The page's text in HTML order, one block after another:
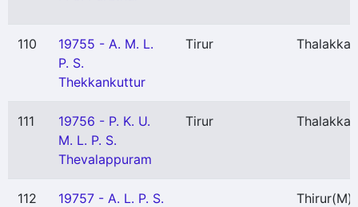
110
19755 - A. M. L.
P. S.
Thekkankuttur
Tirur Thalakkad
111
19756 - P. K. U.
M. L. P. S.
Thevalappuram
Tirur Thalakkad
112
19757 - A. L. P. S.
Thirur(M)